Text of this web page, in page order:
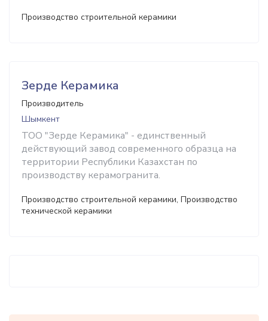
Производство строительной керамики
Зерде Керамика
Производитель
Шымкент
ТОО "Зерде Керамика" - единственный
действующий завод современного образца на
территории Республики Казахстан по
производству керамогранита.
Производство строительной керамики, Производство
технической керамики